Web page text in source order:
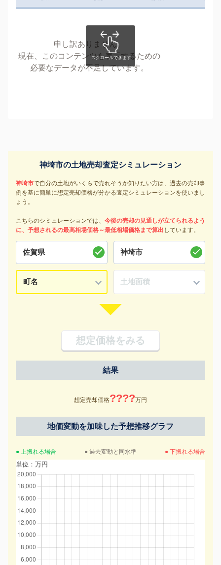
申し訳ありません。
現在、このコンテンツを表示するための
必要なデータが不足しています。
神埼市の土地売却査定シミュレーション
神埼市で自分の土地がいくらで売れそうか知りたい方は、過去の売却事
例を基に簡単に想定売却価格が分かる査定シミュレーションを使いまし
ょう。
こちらのシミュレーションでは、 今後の売却の見通しが立てられるよう
に、予想されるの最高相場価格～最低相場価格まで算出 しています。
想定価格をみる
結果
想定売却価格????万円
地価変動を加味した予想推移グラフ
● 上振れる場合 ● 過去変動と同水準 ● 下振れる場合
単位：万円